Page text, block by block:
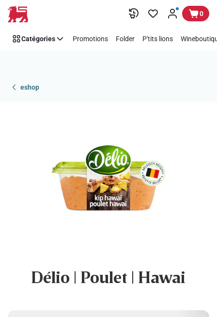
Passer 0
Catégories Promotions Folder P'tits lions
eshop
Délio | Poulet | Hawai